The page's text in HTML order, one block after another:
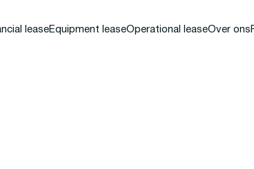
leaseEquipment leaseOperational leaseOver ons